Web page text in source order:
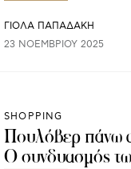
ΓΙΌΛΑ ΠΑΠΑΔΆΚΗ
23 ΝΟΕΜΒΡΊΟΥ 2025
SHOPPING
Πουλόβερ πάνω
Ο συνδυασμός